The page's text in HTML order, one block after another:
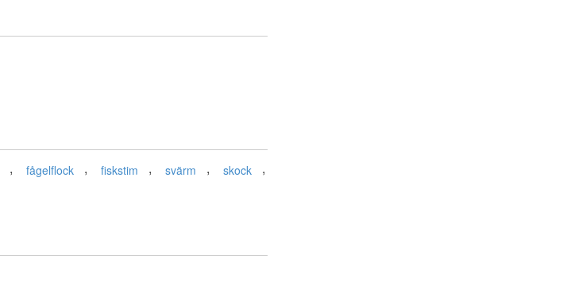
, fågelflock , fiskstim , svärm , skock ,